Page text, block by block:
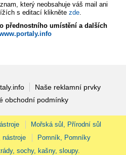
který neobsahuje váš mail ani
s editací klikněte zde.
přednostního umístění a dalších
Naše reklamní prvky
obchodní podmínky
Mořská sůl, Přírodní sůl
nástroje
Pomník, Pomníky
sochy, kašny, sloupy.